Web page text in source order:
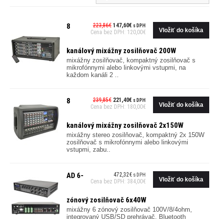
223,86€ 147,60€ s DPH
Cena bez DPH: 120,00€
8
kanálový mixážny zosilňovač 200W
mixážny zosilňovač, kompaktný zosilňovač s
mikrofónnymi alebo linkovými vstupmi, na
každom kanáli 2 ..
239,85€ 221,40€ s DPH
Cena bez DPH: 180,00€
8
kanálový mixážny zosilňovač 2x150W
mixážny stereo zosilňovač, kompaktný 2x 150W
zosilňovač s mikrofónnymi alebo linkovými
vstupmi, zabu..
472,32€ s DPH
Cena bez DPH: 384,00€
AD 6-
zónový zosilňovač 6x40W
mixážny 6 zónový zosilňovač 100V/8/4ohm,
integrovaný USB/SD prehrávač, Bluetooth